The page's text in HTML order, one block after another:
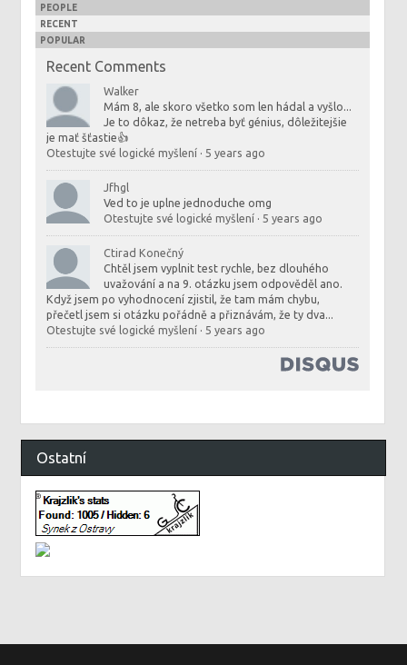
PEOPLE
RECENT
POPULAR
Recent Comments
Walker
Mám 8, ale skoro všetko som len hádal a vyšlo...
Je to dôkaz, že netreba byť génius, dôležitejšie
je mať šťastie👍
Otestujte své logické myšlení · 5 years ago
Jfhgl
Ved to je uplne jednoduche omg
Otestujte své logické myšlení · 5 years ago
Ctirad Konečný
Chtěl jsem vyplnit test rychle, bez dlouhého
uvažování a na 9. otázku jsem odpověděl ano.
Když jsem po vyhodnocení zjistil, že tam mám chybu,
přečetl jsem si otázku pořádně a přiznávám, že ty dva...
Otestujte své logické myšlení · 5 years ago
Ostatní